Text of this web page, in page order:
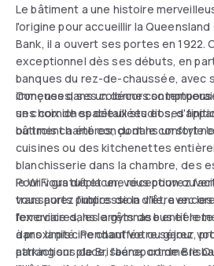
Le bâtiment a une histoire
l'origine pour accueillir la
Bank, il a ouvert ses portes en 1922.
exceptionnel dès ses débuts, en
banques du rez-de-chaussée, avec
immenses, ses colonnes
ses corniches détaillées et ses
bâtiment a été conçu dans un style
Conçues dans un décor
un choix de spacieux studios,
ou trois chambres, dont le confort
cuisines ou des kitchenettes
blanchisserie dans la chambre, des
le WiFi gratuit et une réception
vous aurez l'impression d'être
l'exercice dans le gymnase
dans la piscine chauffée ou garez
parking sur place, l'aéroport de
Pour vous déplacer, vous pouvez
transports publics de la ville, avec
ferroviaires, les arrêts de bus et le
à proximité. Pendant votre séjour,
attractions de Brisbane, comme le